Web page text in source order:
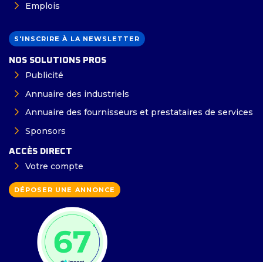
Emplois
S'INSCRIRE À LA NEWSLETTER
NOS SOLUTIONS PROS
Publicité
Annuaire des industriels
Annuaire des fournisseurs et prestataires de services
Sponsors
ACCÈS DIRECT
Votre compte
DÉPOSER UNE ANNONCE